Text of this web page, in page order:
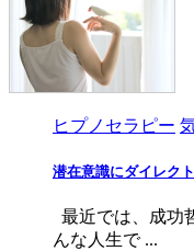
ヒプノセラピー
潜在意識にダイレク
最近では、成功
んな人生で ...